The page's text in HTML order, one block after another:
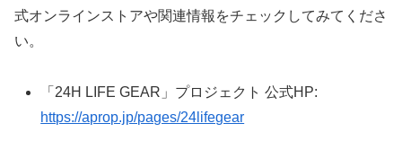
式オンラインストアや関連情報をチェックしてみてくださ
い。
「24H LIFE GEAR」プロジェクト 公式HP:
https://aprop.jp/pages/24lifegear